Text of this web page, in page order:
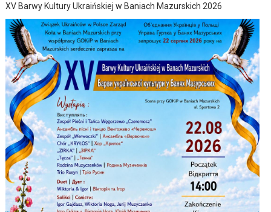
XV Barwy Kultury Ukraińskiej w Baniach Mazurskich 2026